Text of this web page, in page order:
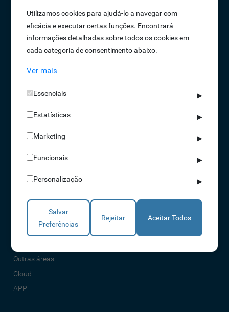
Empresa
Sobre Nós
Oportunidades de Emprego
Termos e Condições
Política de Privacidade
Livro de reclamações
Soluções
Acessos
Torniquetes
Parques Auto
Rondas e Serviços
Outras áreas
Cloud
APP
Utilizamos cookies para ajudá-lo a navegar com
eficácia e executar certas funções. Encontrará
informações detalhadas sobre todos os cookies em
cada categoria de consentimento abaixo.
Ver mais
Essenciais ▶
Estatísticas ▶
Marketing ▶
Funcionais ▶
Personalização ▶
Salvar
Preferências
Rejeitar Aceitar Todos